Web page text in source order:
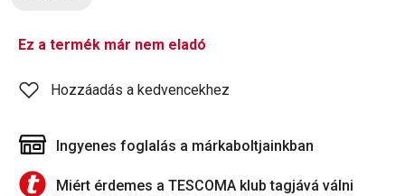
Ez a termék már nem eladó
Hozzáadás a kedvencekhez
Ingyenes foglalás a márkaboltjainkban
Miért érdemes a TESCOMA klub tagjává válni